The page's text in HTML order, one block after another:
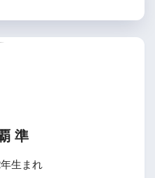
準
生まれ